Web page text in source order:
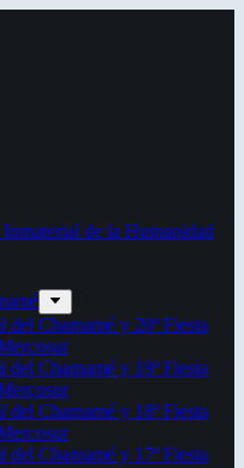
de la Humanidad
del Chamamé y 20ª Fiesta
del Chamamé y 19ª Fiesta
del Chamamé y 18ª Fiesta
del Chamamé y 17ª Fiesta